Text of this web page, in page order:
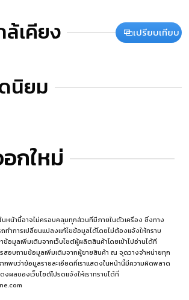
ล้เคียง เปรียบเทียบ
นิยม
กใหม่
หน้านี้อาจไม่ครอบคลุมทุกส่วนที่มีภายในตัวเครื่อง ซึ่งทาง
ถทำการเปลี่ยนแปลงแก้ไขข้อมูลได้โดยไม่ต้องแจ้งให้ทราบ
อมูลเพิ่มเติมจากเว็บไซต์ผู้ผลิตสินค้าโดยเข้าไปอ่านได้ที่
สอบถามข้อมูลเพิ่มเติมจากผู้ขายสินค้า ณ จุดวางจำหน่ายทุก
กพบว่าข้อมูลรายละเอียดที่เราแสดงในหน้านี้มีความผิดพลาด
ผลของเว็บไซต์โปรดแจ้งให้เราทราบได้ที่